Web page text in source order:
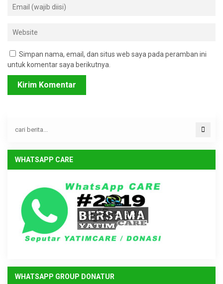
Simpan nama, email, dan situs web saya pada peramban ini
untuk komentar saya berikutnya.
WHATSAPP CARE
WHATSAPP GROUP DONATUR